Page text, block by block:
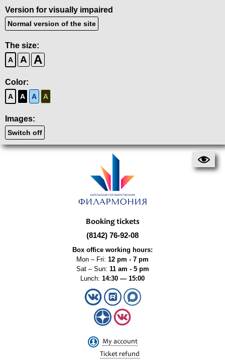
Version for visually impaired
Normal version of the site
The size:
A A A
Color:
A A A A
Images:
Switch off
Booking tickets
(8142) 76-92-08
Box office working hours:
Mon – Fri: 12 pm - 7 pm
Sat – Sun: 11 am - 5 pm
Lunch: 14:30 — 15:00
My account
Ticket refund